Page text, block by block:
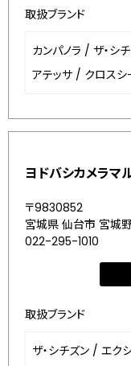
取扱ブランド
カンパノラ / ザ・シ
アテッサ / クロスシ
ヨドバシカメラマ
〒9830852
宮城県 仙台市 宮城
022-295-1010
取扱ブランド
ザ・シチズン / エク